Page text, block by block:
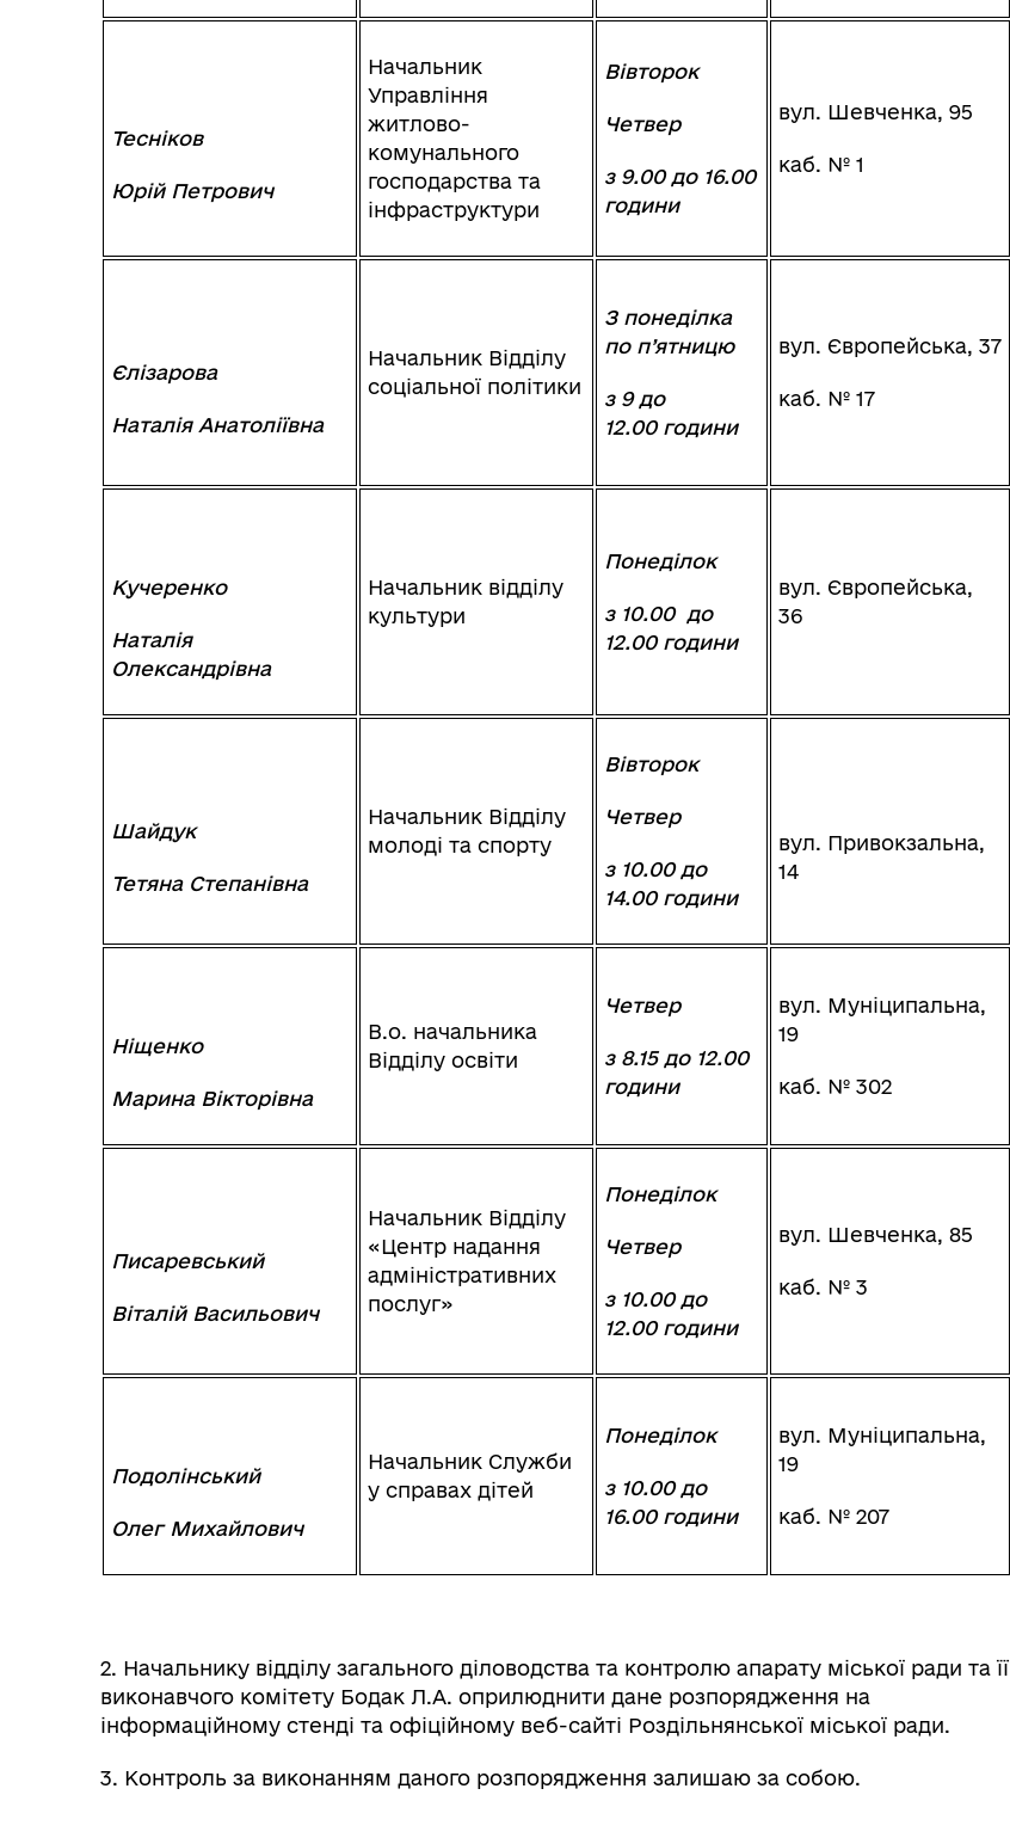
Колегіальні органи (ради,
Тесніков
Юрій Петрович
Начальник
Управління
житлово-
комунального
господарства та
інфраструктури
Вівторок
Четвер
з 9.00 до 16.00
години
вул. Шевченка, 95
каб. № 1
Єлізарова
Наталія Анатоліївна
Начальник Відділу
соціальної політики
З понеділка
по п’ятницю
з 9 до
12.00 години
вул. Європейська, 37
каб. № 17
Кучеренко
Наталія
Олександрівна
Начальник відділу
культури
Понеділок
з 10.00 до
12.00 години
вул. Європейська,
36
Шайдук
Тетяна Степанівна
Начальник Відділу
молоді та спорту
Вівторок
Четвер
з 10.00 до
14.00 години
вул. Привокзальна,
14
Ніщенко
Марина Вікторівна
В.о. начальника
Відділу освіти
Четвер
з 8.15 до 12.00
години
вул. Муніципальна,
19
каб. № 302
Писаревський
Віталій Васильович
Начальник Відділу
«Центр надання
адміністративних
послуг»
Понеділок
Четвер
з 10.00 до
12.00 години
вул. Шевченка, 85
каб. № 3
Подолінський
Олег Михайлович
Начальник Служби
у справах дітей
Понеділок
з 10.00 до
16.00 години
вул. Муніципальна,
19
каб. № 207
2. Начальнику відділу загального діловодства та контролю апарату міської ради та її
виконавчого комітету Бодак Л.А. оприлюднити дане розпорядження на
інформаційному стенді та офіційному веб-сайті Роздільнянської міської ради.
3. Контроль за виконанням даного розпорядження залишаю за собою.